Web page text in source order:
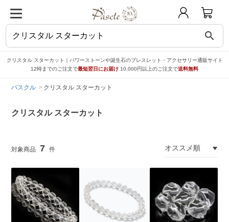
search
クリスタル スターカット｜パワーストーンや誕生石のブレスレット・アクセサリー通販サイト
12時までのご注文で最短翌日にお届け 10,000円以上のご注文で送料無料
パスクル クリスタル スターカット
クリスタル スターカット
7